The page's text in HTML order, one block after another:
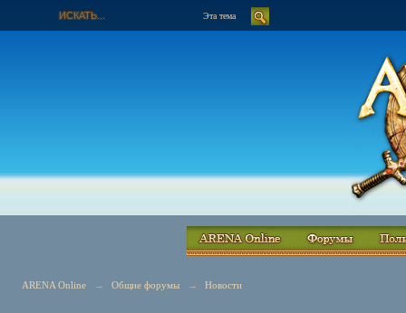
Эта тема
ARENA Online → Общие форумы → Новости